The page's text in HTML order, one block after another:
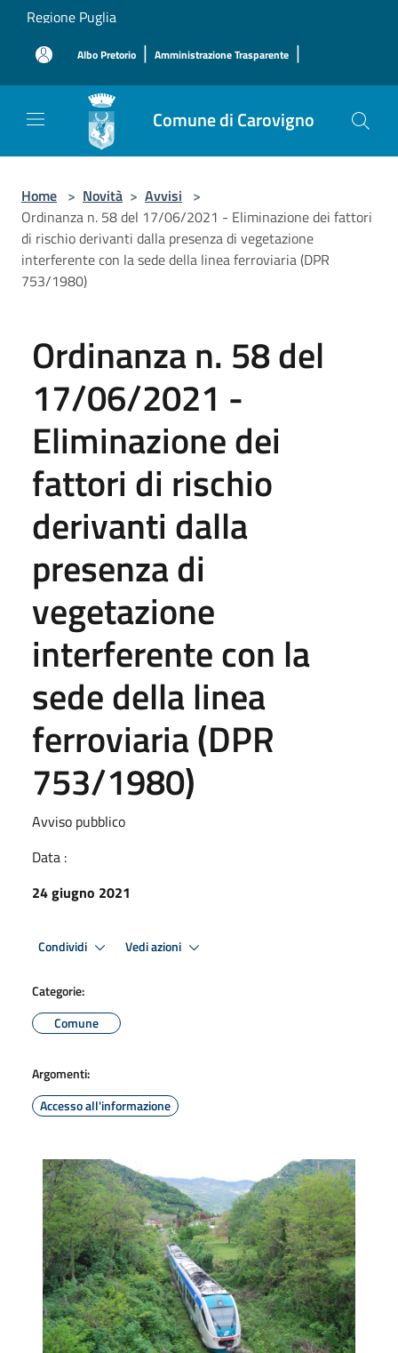
Salta al contenuto principale
Regione Puglia
Albo Pretorio | Amministrazione Trasparente |
Comune di Carovigno
Home > Novità > Avvisi >
Ordinanza n. 58 del 17/06/2021 - Eliminazione dei fattori
di rischio derivanti dalla presenza di vegetazione
interferente con la sede della linea ferroviaria (DPR
753/1980)
Ordinanza n. 58 del
17/06/2021 -
Eliminazione dei
fattori di rischio
derivanti dalla
presenza di
vegetazione
interferente con la
sede della linea
ferroviaria (DPR
753/1980)
Avviso pubblico
Data :
24 giugno 2021
Condividi Vedi azioni
Categorie:
Comune
Argomenti:
Accesso all'informazione